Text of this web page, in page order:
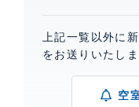
上記一覧以外に
をお送りいたしま
空